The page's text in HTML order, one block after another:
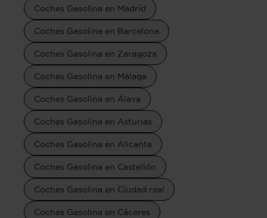
Coches Gasolina en Madrid
Coches Gasolina en Barcelona
Coches Gasolina en Zaragoza
Coches Gasolina en Málaga
Coches Gasolina en Álava
Coches Gasolina en Asturias
Coches Gasolina en Alicante
Coches Gasolina en Castellón
Coches Gasolina en Ciudad real
Coches Gasolina en Cáceres